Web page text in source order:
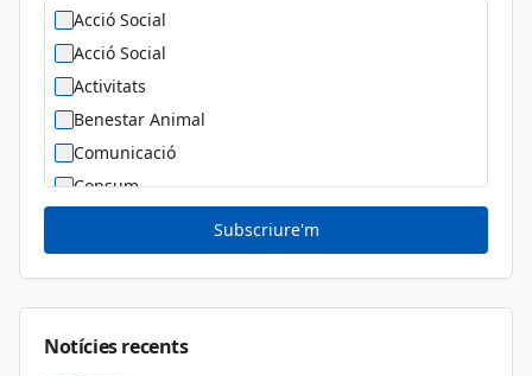
Acció Social
Acció Social
Activitats
Benestar Animal
Comunicació
Consum
Diversitat Sexual i de Gènere
Dona
Subscriure'm
Notícies recents